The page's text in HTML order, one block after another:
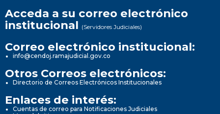
Acceda a su correo electrónico
institucional (Servidores Judiciales)
Correo electrónico institucional:
info@cendoj.ramajudicial.gov.co
Otros Correos electrónicos:
Directorio de Correos Electrónicos Institucionales
Enlaces de interés:
Cuentas de correo para Notificaciones Judiciales